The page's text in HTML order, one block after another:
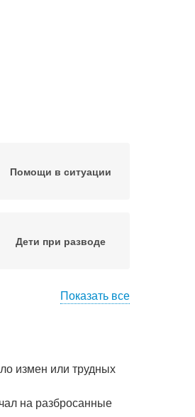
Помощи в ситуации
Дети при разводе
Показать все
измен или трудных
на разбросанные